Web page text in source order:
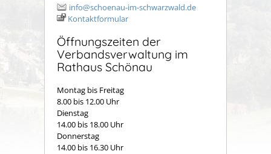
info@schoenau-im-schwarzwald.de
Kontaktformular
Öffnungszeiten der
Verbandsverwaltung im
Rathaus Schönau
Montag bis Freitag
8.00 bis 12.00 Uhr
Dienstag
14.00 bis 18.00 Uhr
Donnerstag
14.00 bis 16.30 Uhr